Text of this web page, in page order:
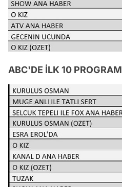
ABC'DE İLK 10 PROGRAM